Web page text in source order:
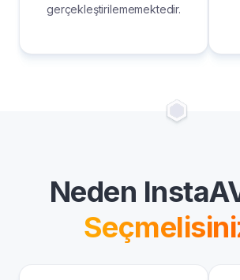
gerçekleştirilememektedir.
Neden